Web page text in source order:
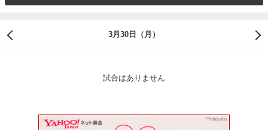
3月30日（月）
試合はありません